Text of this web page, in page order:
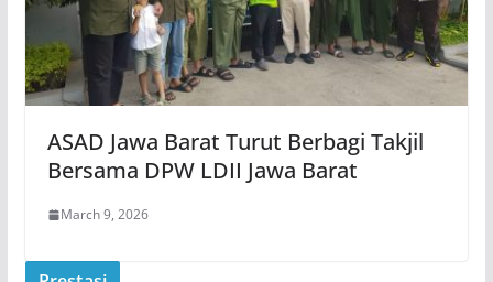
ASAD Jawa Barat Turut Berbagi Takjil
Bersama DPW LDII Jawa Barat
March 9, 2026